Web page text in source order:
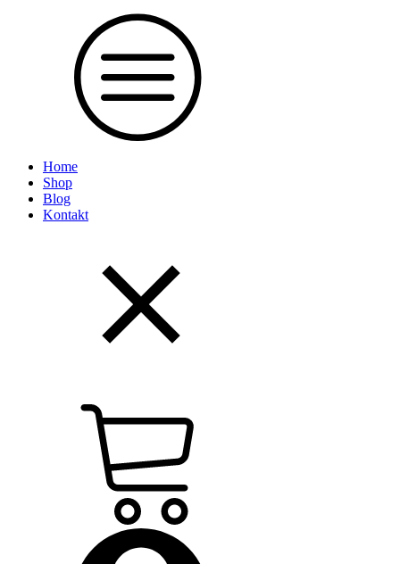
Home
Shop
Blog
Kontakt